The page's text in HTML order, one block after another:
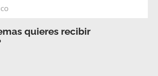
quieres recibir